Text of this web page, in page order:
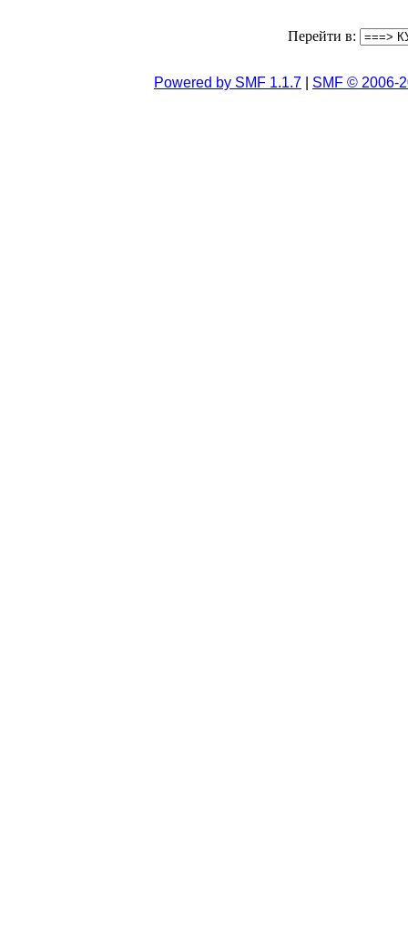
Перейти в:
Powered by SMF 1.1.7 SMF © 2006-